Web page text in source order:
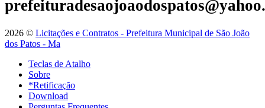
2026 © Licitações e Contratos - Prefeitura Municipal de São João
dos Patos - Ma
Teclas de Atalho
Sobre
*Retificação
Download